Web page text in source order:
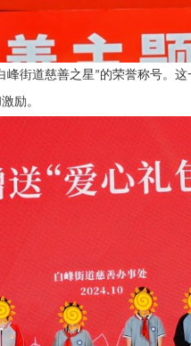
峰街道慈善之星”的荣誉称号。
励。